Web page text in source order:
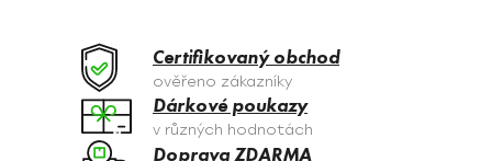
c
í
p
r
Certifikovaný obchod
ověřeno zákazníky
Dárkové poukazy
v různých hodnotách
Doprava ZDARMA